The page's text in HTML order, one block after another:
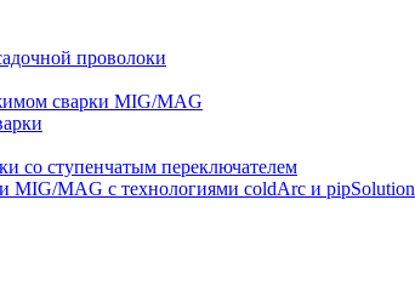
проволоки
сварки MIG/MAG
со ступенчатым переключателем
MIG/MAG с технологиями coldArc и pipSolution